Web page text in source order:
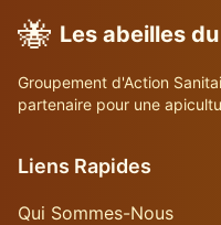
🐝 Les abeilles
Groupement d'Action
partenaire pour une
Liens Rapides
Qui Sommes-Nous